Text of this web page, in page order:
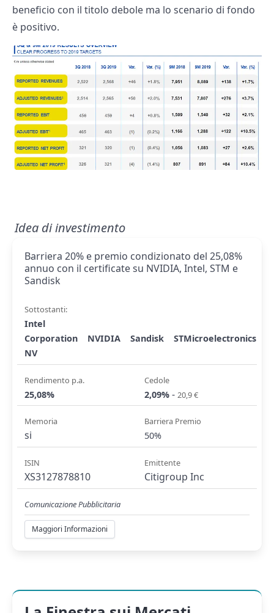
beneficio con il titolo debole ma lo scenario di fondo
è positivo.
Idea di investimento
Barriera 20% e premio condizionato del 25,08%
annuo con il certificate su NVIDIA, Intel, STM e
Sandisk
Sottostanti:
Intel
Corporation
NVIDIA Sandisk
STMicroelectronics
NV
Rendimento p.a.
25,08%
Cedole
2,09% - 20,9 €
Memoria
si
Barriera Premio
50%
ISIN
XS3127878810
Emittente
Citigroup Inc
Comunicazione Pubblicitaria
Maggiori Informazioni